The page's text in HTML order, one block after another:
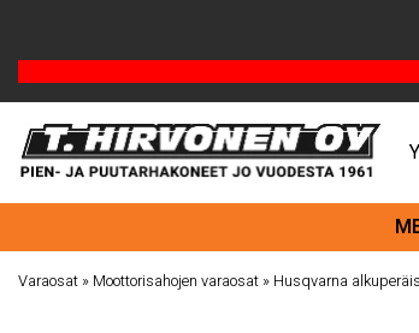
Varaosat » Moottorisahojen varaosat » Husqvarna